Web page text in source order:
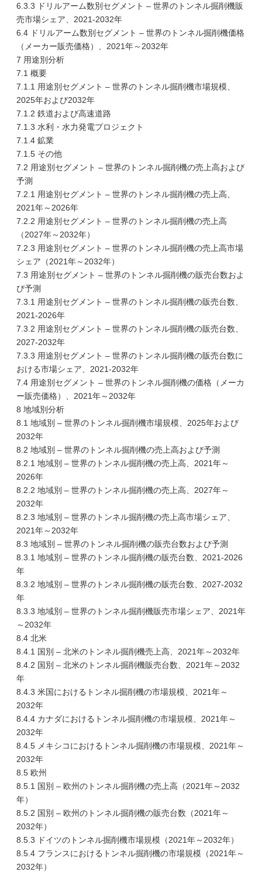
6.3.3 ドリルアーム数別セグメント – 世界のトンネル掘削機販
売市場シェア、2021-2032年
6.4 ドリルアーム数別セグメント – 世界のトンネル掘削機価格
（メーカー販売価格）、2021年～2032年
7 用途別分析
7.1 概要
7.1.1 用途別セグメント – 世界のトンネル掘削機市場規模、
2025年および2032年
7.1.2 鉄道および高速道路
7.1.3 水利・水力発電プロジェクト
7.1.4 鉱業
7.1.5 その他
7.2 用途別セグメント – 世界のトンネル掘削機の売上高および
予測
7.2.1 用途別セグメント – 世界のトンネル掘削機の売上高、
2021年～2026年
7.2.2 用途別セグメント – 世界のトンネル掘削機の売上高
（2027年～2032年）
7.2.3 用途別セグメント – 世界のトンネル掘削機の売上高市場
シェア（2021年～2032年）
7.3 用途別セグメント – 世界のトンネル掘削機の販売台数およ
び予測
7.3.1 用途別セグメント – 世界のトンネル掘削機の販売台数、
2021-2026年
7.3.2 用途別セグメント – 世界のトンネル掘削機の販売台数、
2027-2032年
7.3.3 用途別セグメント – 世界のトンネル掘削機の販売台数に
おける市場シェア、2021-2032年
7.4 用途別セグメント – 世界のトンネル掘削機の価格（メーカ
ー販売価格）、2021年～2032年
8 地域別分析
8.1 地域別 – 世界のトンネル掘削機市場規模、2025年および
2032年
8.2 地域別 – 世界のトンネル掘削機の売上高および予測
8.2.1 地域別 – 世界のトンネル掘削機の売上高、2021年～
2026年
8.2.2 地域別 – 世界のトンネル掘削機の売上高、2027年～
2032年
8.2.3 地域別 – 世界のトンネル掘削機の売上高市場シェア、
2021年～2032年
8.3 地域別 – 世界のトンネル掘削機の販売台数および予測
8.3.1 地域別 – 世界のトンネル掘削機の販売台数、2021-2026
年
8.3.2 地域別 – 世界のトンネル掘削機の販売台数、2027-2032
年
8.3.3 地域別 – 世界のトンネル掘削機販売市場シェア、2021年
～2032年
8.4 北米
8.4.1 国別 – 北米のトンネル掘削機売上高、2021年～2032年
8.4.2 国別 – 北米のトンネル掘削機販売台数、2021年～2032
年
8.4.3 米国におけるトンネル掘削機の市場規模、2021年～
2032年
8.4.4 カナダにおけるトンネル掘削機の市場規模、2021年～
2032年
8.4.5 メキシコにおけるトンネル掘削機の市場規模、2021年～
2032年
8.5 欧州
8.5.1 国別 – 欧州のトンネル掘削機の売上高（2021年～2032
年）
8.5.2 国別 – 欧州のトンネル掘削機の販売台数（2021年～
2032年）
8.5.3 ドイツのトンネル掘削機市場規模（2021年～2032年）
8.5.4 フランスにおけるトンネル掘削機の市場規模（2021年～
2032年）